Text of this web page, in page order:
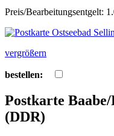
Preis/Bearbeitungsentgelt:
vergrößern
bestellen:
Postkarte
(DDR)